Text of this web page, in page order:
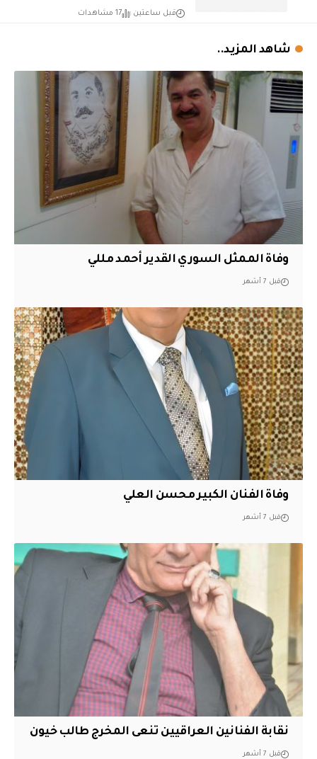
قبل ساعتين 17 مشاهدات
شاهد المزيد..
وفاة الممثل السوري القدير أحمد مللي
قبل 7 أشهر
وفاة الفنان الكبير محسن العلي
قبل 7 أشهر
نقابة الفنانين العراقيين تنعى المخرج طالب خيون
قبل 7 أشهر